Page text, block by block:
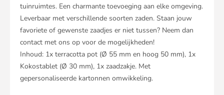
tuinruimtes. Een charmante toevoeging aan elke omgeving.
Leverbaar met verschillende soorten zaden. Staan jouw
favoriete of gewenste zaadjes er niet tussen? Neem dan
contact met ons op voor de mogelijkheden!
Inhoud: 1x terracotta pot (Ø 55 mm en hoog 50 mm), 1x
Kokostablet (Ø 30 mm), 1x zaadzakje. Met
gepersonaliseerde kartonnen omwikkeling.